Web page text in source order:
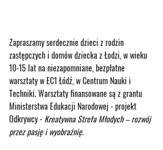
Zapraszamy serdecznie dzieci z rodzin
zastępczych i domów dziecka z Łodzi, w wieku
10-15 lat na niezapomniane, bezpłatne
warsztaty w EC1 Łódź, w Centrum Nauki i
Techniki. Warsztaty finansowane są z grantu
Ministerstwa Edukacji Narodowej - projekt
Odkrywcy - Kreatywna Strefa Młodych – rozwój
przez pasję i wyobraźnię.